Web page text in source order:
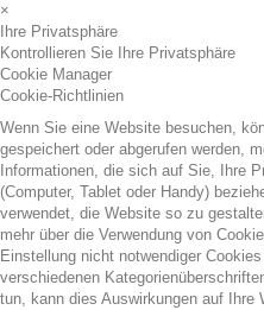
×
Ihre Privatsphäre
Kontrollieren Sie Ihre Privatsphäre
Cookie Manager
Cookie-Richtlinien
Wenn Sie eine Website besuchen,
gespeichert oder abgerufen werden,
Informationen, die sich auf Sie, Ihre
(Computer, Tablet oder Handy)
verwendet, die Website so zu
mehr über die Verwendung von
Einstellung nicht notwendiger
verschiedenen
tun, kann dies Auswirkungen auf Ihre